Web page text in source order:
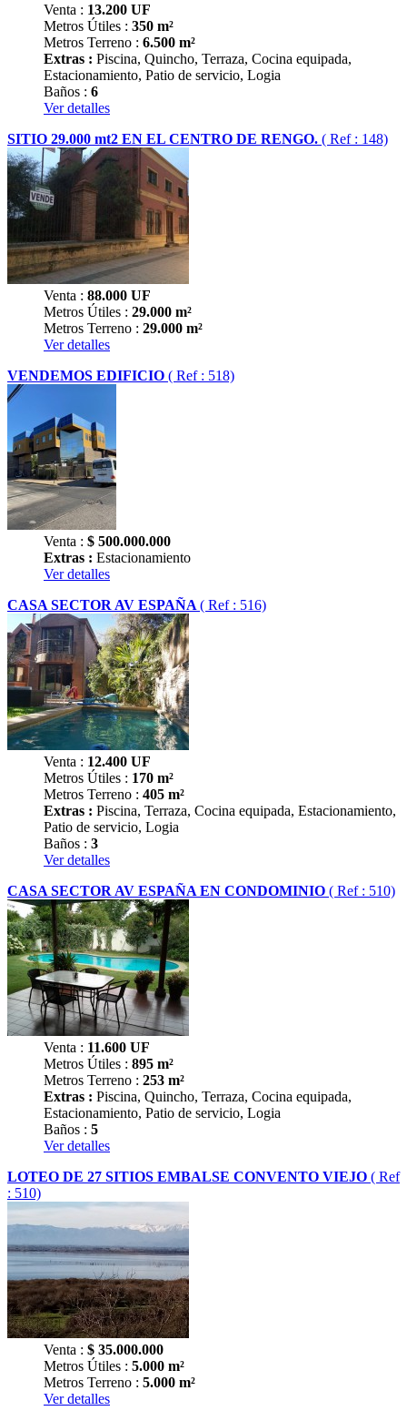
Venta : 13.200 UF
Metros Útiles : 350 m²
Metros Terreno : 6.500 m²
Extras : Piscina, Quincho, Terraza, Cocina equipada,
Estacionamiento, Patio de servicio, Logia
Baños : 6
Ver detalles
SITIO 29.000 mt2 EN EL CENTRO DE RENGO. ( Ref : 148)
Venta : 88.000 UF
Metros Útiles : 29.000 m²
Metros Terreno : 29.000 m²
Ver detalles
VENDEMOS EDIFICIO ( Ref : 518)
Venta : $ 500.000.000
Extras : Estacionamiento
Ver detalles
CASA SECTOR AV ESPAÑA ( Ref : 516)
Venta : 12.400 UF
Metros Útiles : 170 m²
Metros Terreno : 405 m²
Extras : Piscina, Terraza, Cocina equipada, Estacionamiento,
Patio de servicio, Logia
Baños : 3
Ver detalles
CASA SECTOR AV ESPAÑA EN CONDOMINIO ( Ref : 510)
Venta : 11.600 UF
Metros Útiles : 895 m²
Metros Terreno : 253 m²
Extras : Piscina, Quincho, Terraza, Cocina equipada,
Estacionamiento, Patio de servicio, Logia
Baños : 5
Ver detalles
LOTEO DE 27 SITIOS EMBALSE CONVENTO VIEJO ( Ref
: 510)
Venta : $ 35.000.000
Metros Útiles : 5.000 m²
Metros Terreno : 5.000 m²
Ver detalles